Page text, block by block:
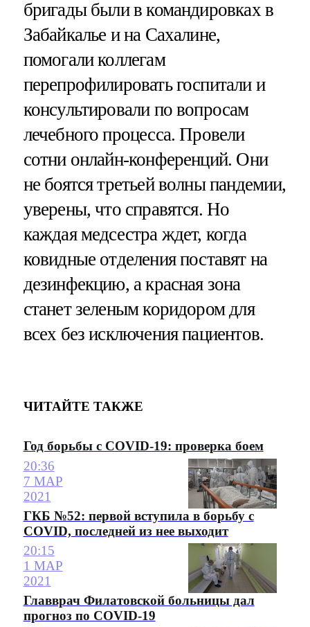
бригады были в командировках в
Забайкалье и на Сахалине,
помогали коллегам
перепрофилировать госпитали и
консультировали по вопросам
лечебного процесса. Провели
сотни онлайн-конференций. Они
не боятся третьей волны пандемии,
уверены, что справятся. Но
каждая медсестра ждет, когда
ковидные отделения поставят на
дезинфекцию, а красная зона
станет зеленым коридором для
всех без исключения пациентов.
ЧИТАЙТЕ ТАКЖЕ
Год борьбы с COVID-19: проверка боем
20:36
7 МАР
2021
ГКБ №52: первой вступила в борьбу с
COVID, последней из нее выходит
20:15
1 МАР
2021
Главврач Филатовской больницы дал
прогноз по COVID-19